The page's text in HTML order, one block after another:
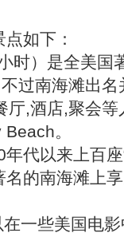
如下：
时）是全美
过南海滩出
,酒店,聚会
。
代以来上百
的南海滩上
一些美国电